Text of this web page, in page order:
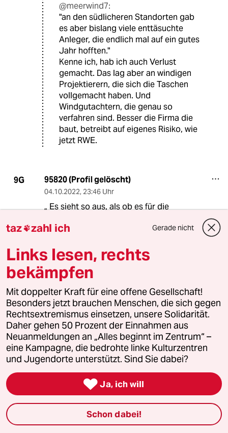
@meerwind7:
"an den südlicheren Standorten gab
es aber bislang viele enttäsuchte
Anleger, die endlich mal auf ein gutes
Jahr hofften."
Kenne ich, hab ich auch Verlust
gemacht. Das lag aber an windigen
Projektierern, die sich die Taschen
vollgemacht haben. Und
Windgutachtern, die genau so
verfahren sind. Besser die Firma die
baut, betreibt auf eigenes Risiko, wie
jetzt RWE.
9G 95820 (Profil gelöscht)
04.10.2022, 23:46 Uhr
„ Es sieht so aus, als ob es für die
Es wäre schön, gäbe es einen Plan gegen die
Krise….
Und das Getue um vorgezogenen
Kohleausstieg ist unverbindliches
Politiktheater nach dem Drehbuch „Und
erstens kommt es anders und zweitens als man
denkt.“
W WeisNich
Kommt aus die Gesamtsumme an. Habecks
"Wir lassen 250 Millionen Tonnen Kohle in der
Erde... damit sparen wir 250 Millionen Tonnen
CO2" ist jedenfalls Geisteswissenschafler
taz zahl ich Gerade nicht
Links lesen, rechts
bekämpfen
Mit doppelter Kraft für eine offene Gesellschaft!
Besonders jetzt brauchen Menschen, die sich gegen
Rechtsextremismus einsetzen, unsere Solidarität.
Daher gehen 50 Prozent der Einnahmen aus
Neuanmeldungen an „Alles beginnt im Zentrum“ –
eine Kampagne, die bedrohte linke Kulturzentren
und Jugendorte unterstützt. Sind Sie dabei?
 Ja, ich will
Schon dabei!